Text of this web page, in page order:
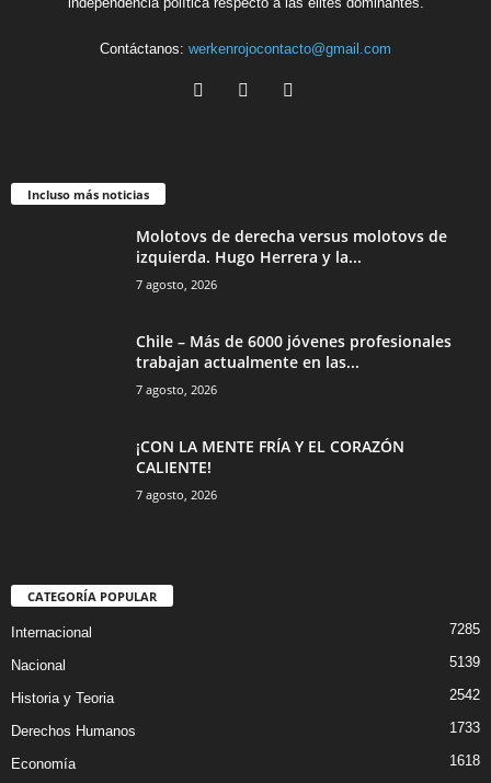
Contáctanos: werkenrojocontacto@gmail.com
Incluso más noticias
Molotovs de derecha versus molotovs de
izquierda. Hugo Herrera y la...
7 agosto, 2026
Chile – Más de 6000 jóvenes profesionales
trabajan actualmente en las...
7 agosto, 2026
¡CON LA MENTE FRÍA Y EL CORAZÓN
CALIENTE!
7 agosto, 2026
CATEGORÍA POPULAR
Internacional 7285
Nacional 5139
Historia y Teoria 2542
Derechos Humanos 1733
Economía 1618